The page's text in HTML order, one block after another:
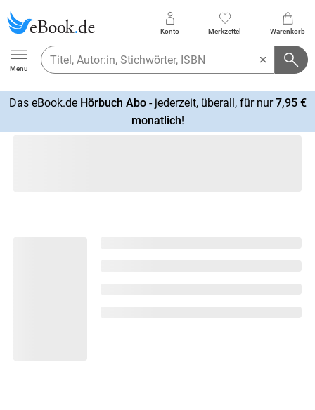
Ebook.de
Menu
Konto Merkzettel Warenkorb
Das eBook.de Hörbuch Abo- jederzeit, überall, für nur7,95 €
monatlich!